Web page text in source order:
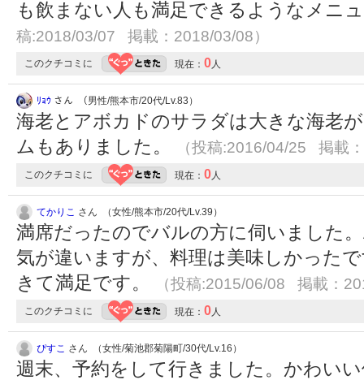
も飲まない人も満足できるようなメニ
稿:2018/03/07 掲載：2018/03/08）
このクチコミに 現在： 0 人
ﾘｮｳ さん （男性/熊本市/20代/Lv.83）
海老とアボカドのサラダは大きな海老
ムもありました。
（投稿:2016/04/25 掲載
このクチコミに 現在： 0 人
てかりこ さん （女性/熊本市/20代/Lv.39）
満席だったのでバルの方に伺いました
気が違いますが、料理は美味しかった
きて満足です。
（投稿:2015/06/08 掲載：
このクチコミに 現在： 0 人
ぴすこ さん （女性/菊池郡菊陽町/30代/Lv.16）
週末、予約をして行きました。かわい